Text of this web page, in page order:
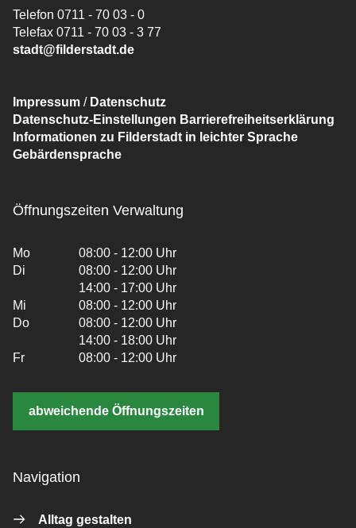
Telefon 0711 - 70 03 - 0
Telefax 0711 - 70 03 - 3 77
stadt@filderstadt.de
Impressum / Datenschutz
Datenschutz-Einstellungen Barrierefreiheitserklärung
Informationen zu Filderstadt in leichter Sprache
Gebärdensprache
Öffnungszeiten Verwaltung
Mo
08:00 - 12:00 Uhr
Di
08:00 - 12:00 Uhr
14:00 - 17:00 Uhr
Mi
08:00 - 12:00 Uhr
Do
08:00 - 12:00 Uhr
14:00 - 18:00 Uhr
Fr
08:00 - 12:00 Uhr
abweichende Öffnungszeiten
Navigation
Alltag gestalten